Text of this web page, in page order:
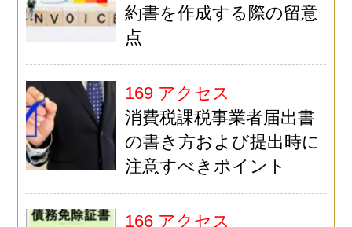
約書を作成する際の留意
点
169 アクセス
消費税課税事業者届出書
の書き方および提出時に
注意すべきポイント
166 アクセス